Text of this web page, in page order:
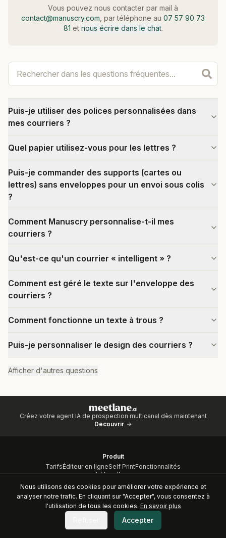
Vous pouvez nous contacter par mail à
contact@manuscry.com , par téléphone au 07 57 90 73
81 et nous écrire dans le chat.
Puis-je utiliser des polices personnalisées dans
mes courriers ?
Quel papier utilisez-vous pour les lettres ?
Puis-je commander des supports (cartes ou
lettres) sans enveloppes pour un envoi sous colis
?
Comment Manuscry personnalise-t-il mes
courriers ?
Qu'est-ce qu'un courrier « intelligent » ?
Comment est géré le texte sur l'enveloppe des
courriers ?
Comment fonctionne un texte à trous ?
Puis-je personnaliser le design des courriers ?
Afficher d'autres questions
Créez votre agent IA de prospection multicanal dès maintenant
Découvrir
Produit
TarifsÉditeur en ligneSelf PrintFonctionnalités
Intégrations
Vue d'ensembleDocumentation API
Ressources
Modèles de cartesTarifsCentre d'aideBlog
À propos
Transparence des données
Écriture sur vos supports
Nous utilisons des cookies pour améliorer votre expérience et
analyser notre trafic. En cliquant sur "Accepter", vous consentez à
l'utilisation de tous les cookies. En savoir plus
Accepter